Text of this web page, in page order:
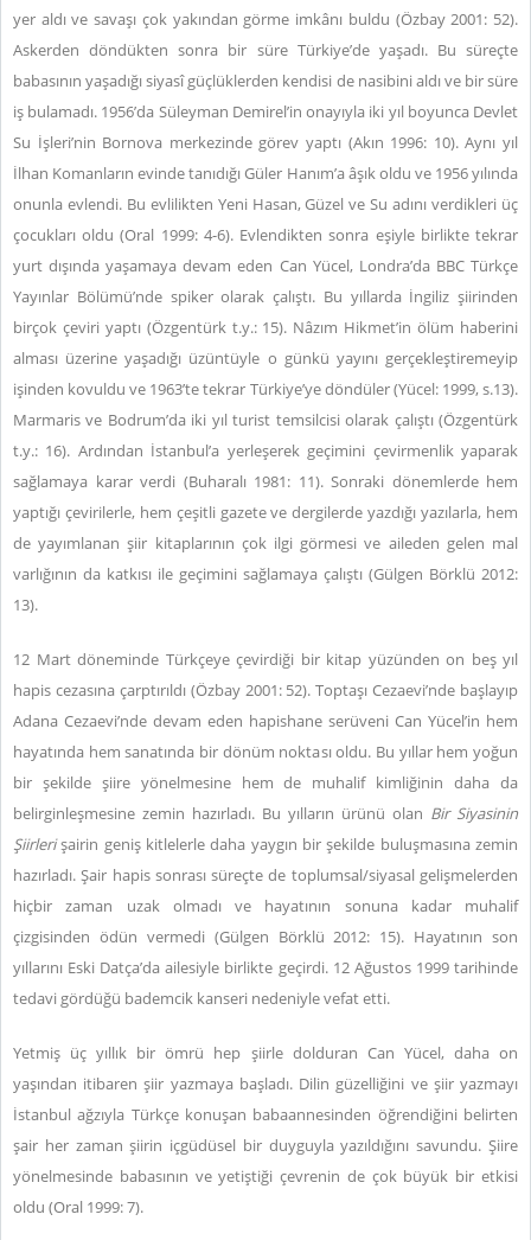
yer aldı ve savaşı çok yakından görme imkânı buldu (Özbay 2001: 52).
Askerden döndükten sonra bir süre Türkiye’de yaşadı. Bu süreçte
babasının yaşadığı siyasî güçlüklerden kendisi de nasibini aldı ve bir süre
iş bulamadı. 1956’da Süleyman Demirel’in onayıyla iki yıl boyunca Devlet
Su İşleri’nin Bornova merkezinde görev yaptı (Akın 1996: 10). Aynı yıl
İlhan Komanların evinde tanıdığı Güler Hanım’a âşık oldu ve 1956 yılında
onunla evlendi. Bu evlilikten Yeni Hasan, Güzel ve Su adını verdikleri üç
çocukları oldu (Oral 1999: 4-6). Evlendikten sonra eşiyle birlikte tekrar
yurt dışında yaşamaya devam eden Can Yücel, Londra’da BBC Türkçe
Yayınlar Bölümü’nde spiker olarak çalıştı. Bu yıllarda İngiliz şiirinden
birçok çeviri yaptı (Özgentürk t.y.: 15). Nâzım Hikmet’in ölüm haberini
alması üzerine yaşadığı üzüntüyle o günkü yayını gerçekleştiremeyip
işinden kovuldu ve 1963’te tekrar Türkiye’ye döndüler (Yücel: 1999, s.13).
Marmaris ve Bodrum’da iki yıl turist temsilcisi olarak çalıştı (Özgentürk
t.y.: 16). Ardından İstanbul’a yerleşerek geçimini çevirmenlik yaparak
sağlamaya karar verdi (Buharalı 1981: 11). Sonraki dönemlerde hem
yaptığı çevirilerle, hem çeşitli gazete ve dergilerde yazdığı yazılarla, hem
de yayımlanan şiir kitaplarının çok ilgi görmesi ve aileden gelen mal
varlığının da katkısı ile geçimini sağlamaya çalıştı (Gülgen Börklü 2012:
13).
12 Mart döneminde Türkçeye çevirdiği bir kitap yüzünden on beş yıl
hapis cezasına çarptırıldı (Özbay 2001: 52). Toptaşı Cezaevi’nde başlayıp
Adana Cezaevi’nde devam eden hapishane serüveni Can Yücel’in hem
hayatında hem sanatında bir dönüm noktası oldu. Bu yıllar hem yoğun
bir şekilde şiire yönelmesine hem de muhalif kimliğinin daha da
belirginleşmesine zemin hazırladı. Bu yılların ürünü olan Bir Siyasinin
Şiirlerişairin geniş kitlelerle daha yaygın bir şekilde buluşmasına zemin
hazırladı. Şair hapis sonrası süreçte de toplumsal/siyasal gelişmelerden
hiçbir zaman uzak olmadı ve hayatının sonuna kadar muhalif
çizgisinden ödün vermedi (Gülgen Börklü 2012: 15). Hayatının son
yıllarını Eski Datça’da ailesiyle birlikte geçirdi. 12 Ağustos 1999 tarihinde
tedavi gördüğü bademcik kanseri nedeniyle vefat etti.
Yetmiş üç yıllık bir ömrü hep şiirle dolduran Can Yücel, daha on
yaşından itibaren şiir yazmaya başladı. Dilin güzelliğini ve şiir yazmayı
İstanbul ağzıyla Türkçe konuşan babaannesinden öğrendiğini belirten
şair her zaman şiirin içgüdüsel bir duyguyla yazıldığını savundu. Şiire
yönelmesinde babasının ve yetiştiği çevrenin de çok büyük bir etkisi
oldu (Oral 1999: 7).